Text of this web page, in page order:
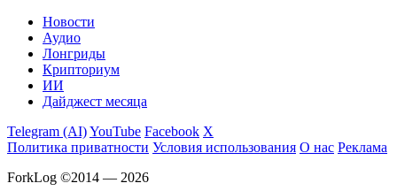
Новости
Аудио
Лонгриды
Крипториум
ИИ
Дайджест месяца
Telegram (AI)YouTube Facebook X
Политика приватности Условия использования О нас Реклама
ForkLog ©2014 — 2026